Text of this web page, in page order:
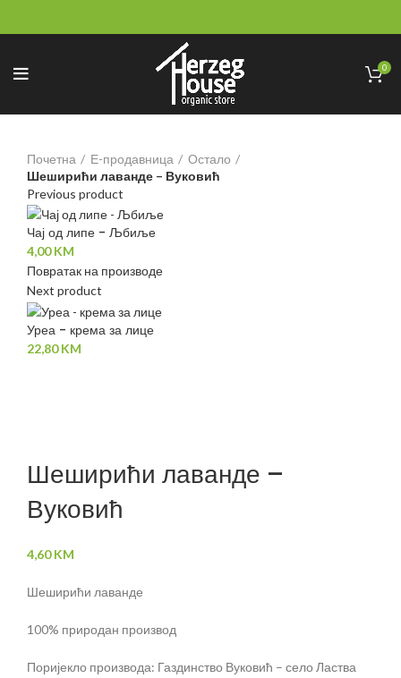
0
Почетна Е-продавница
Остало
Шеширићи лаванде – Вуковић
Previous product
Чај од липе - Љбиље
4,00KM
Повратак на производе
Next product
Уреа - крема за лице
22,80KM
Шеширићи лаванде –
Вуковић
4,60KM
Шеширићи лаванде
100% природан производ
Поријекло производа: Газдинство Вуковић – село Ластва